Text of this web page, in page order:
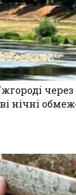
через
нічні